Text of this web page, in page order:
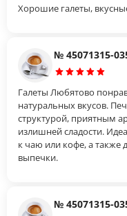
Хорошие галеты,
№ 45071315-
Галеты Любятово
натуральных вкусов.
структурой, приятным
излишней сладости.
к чаю или кофе, а также
выпечки.
№ 45071315-